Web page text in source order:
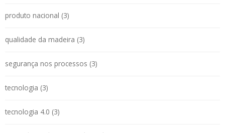
produto nacional (3)
qualidade da madeira (3)
segurança nos processos (3)
tecnologia (3)
tecnologia 4.0 (3)